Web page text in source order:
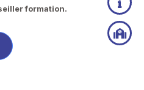
formation.